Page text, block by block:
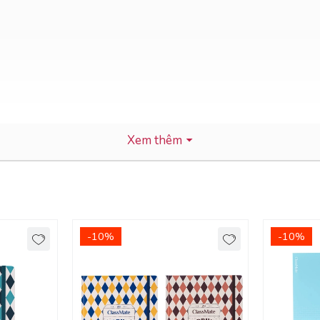
dùng cuốn sổ học bất kỳ môn nào.
Trung, Anh, Hàn, Nhật.
Xem thêm
-10% -10%